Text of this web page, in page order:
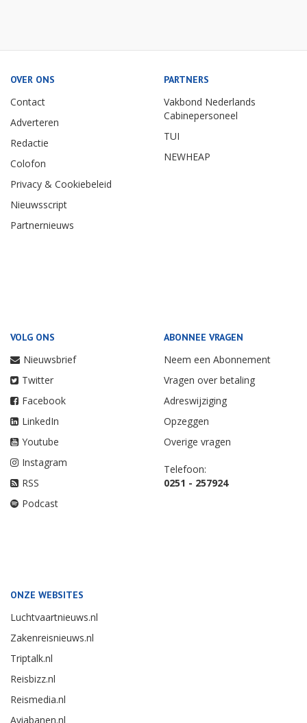
OVER ONS
Contact
Adverteren
Redactie
Colofon
Privacy & Cookiebeleid
Nieuwsscript
Partnernieuws
PARTNERS
Vakbond Nederlands
Cabinepersoneel
TUI
NEWHEAP
VOLG ONS
Nieuwsbrief
Twitter
Facebook
LinkedIn
Youtube
Instagram
RSS
Podcast
ABONNEE VRAGEN
Neem een Abonnement
Vragen over betaling
Adreswijziging
Opzeggen
Overige vragen
Telefoon:
0251 - 257924
ONZE WEBSITES
Luchtvaartnieuws.nl
Zakenreisnieuws.nl
Triptalk.nl
Reisbizz.nl
Reismedia.nl
Aviabanen.nl